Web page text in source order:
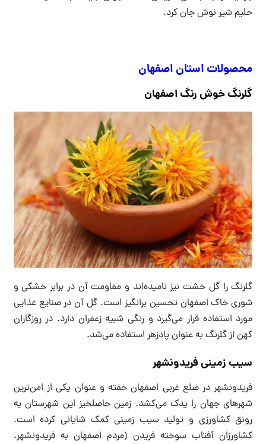
حلیم شیر نوش جان کرد.
محصولات استان اصفهان
گلرنگ خوش رنگ اصفهان
گلرنگ را گل خشت نیز نامیده‌اند و مقاومت آن در برابر خشکی و
شوری خاک اصفهان تحسین برانگیز است. گل آن در صنایع غذایی
مورد استفاده قرار می‌گیرد و رنگی شبیه زعفران دارد. در روزگاران
کهن از گلرنگ به عنوان پادزهر استفاده می‌شد.
سیب زمینی فریدونشهر
فریدونشهر در ضلع غربی اصفهان خفته و عنوان یکی از امن‌ترین
شهرهای جهان را یدک می‌کشد. زمین حاصلخیز این شهرستان به
رونق کشاورزی و تولید سیب زمینی کمک شایانی کرده است.
کشاورزان آفتاب سوخته فریدن (مردم اصفهان به فریدونشهر،